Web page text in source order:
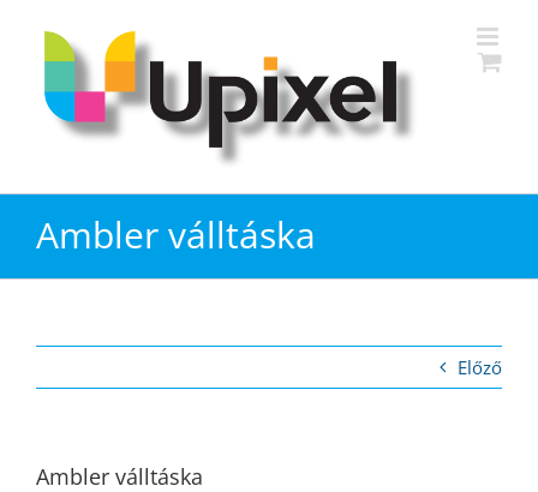
Ambler válltáska
Előző
Ambler válltáska